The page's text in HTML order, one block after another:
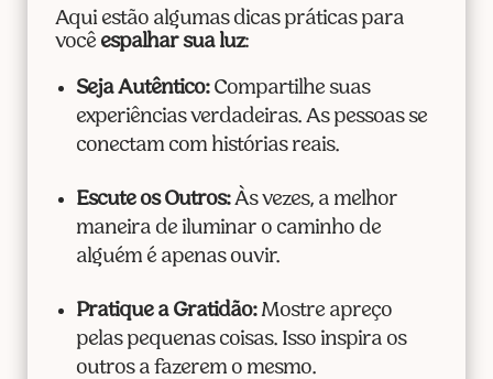
Aqui estão algumas dicas práticas para
você espalhar sua luz:
Seja Autêntico:Compartilhe suas
experiências verdadeiras. As pessoas se
conectam com histórias reais.
Escute os Outros:Às vezes, a melhor
maneira de iluminar o caminho de
alguém é apenas ouvir.
Pratique a Gratidão:Mostre apreço
pelas pequenas coisas. Isso inspira os
outros a fazerem o mesmo.